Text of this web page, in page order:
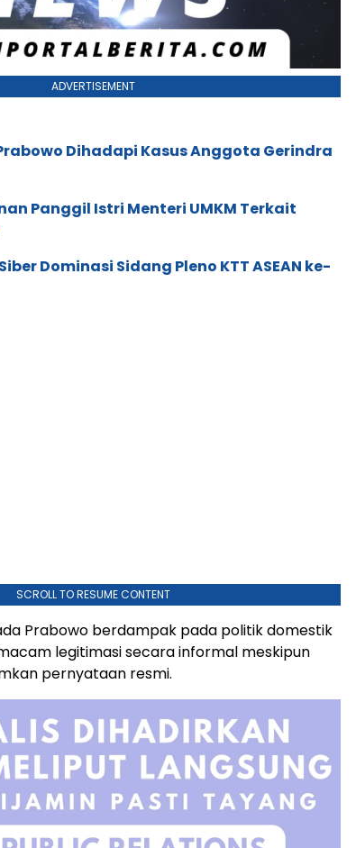
ADVERTISEMENT
Dihadapi Kasus Anggota Gerindra
Panggil Istri Menteri UMKM Terkait
Dominasi Sidang Pleno KTT ASEAN ke-
SCROLL TO RESUME CONTENT
Prabowo berdampak pada politik domestik
legitimasi secara informal meskipun
pernyataan resmi.